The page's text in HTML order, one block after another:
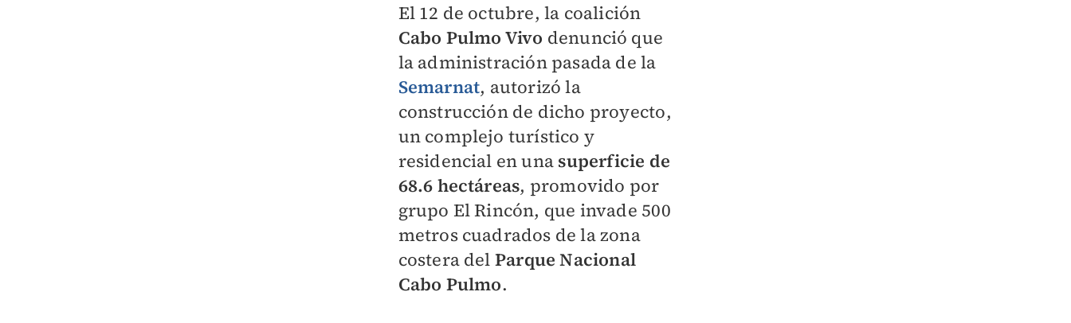
El 12 de octubre, la coalición
Cabo Pulmo Vivo denunció que
la administración pasada de la
Semarnat, autorizó la
construcción de dicho proyecto,
un complejo turístico y
residencial en una superficie de
68.6 hectáreas, promovido por
grupo El Rincón, que invade 500
metros cuadrados de la zona
costera del Parque Nacional
Cabo Pulmo.